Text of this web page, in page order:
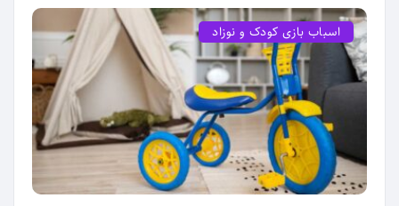
اسباب بازی کودک و نوزاد